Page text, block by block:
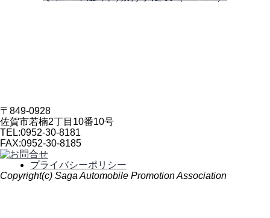
〒849-0928
佐賀市若楠2丁目10番10号
TEL:0952-30-8181
FAX:0952-30-8185
プライバシーポリシー
Copyright(c) Saga Automobile Promotion Association